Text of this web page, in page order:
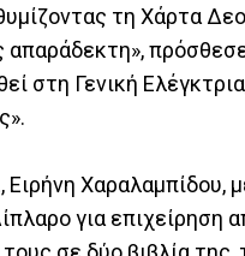
τη Χάρτα
στη Γενική
Χαραλαμπίδου,
για επιχείρηση